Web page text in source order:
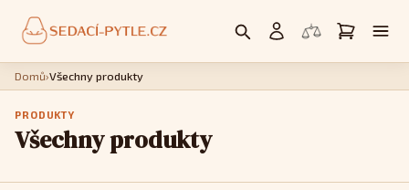
Domů›Všechny produkty
PRODUKTY
Všechny produkty